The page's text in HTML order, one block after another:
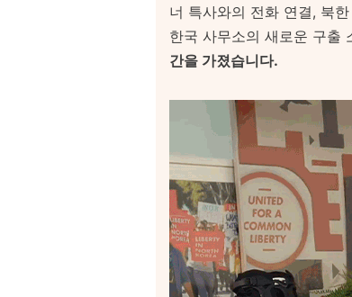
너 특사와의 전화 연결, 북
한국 사무소의 새로운 구출
간을 가졌습니다.